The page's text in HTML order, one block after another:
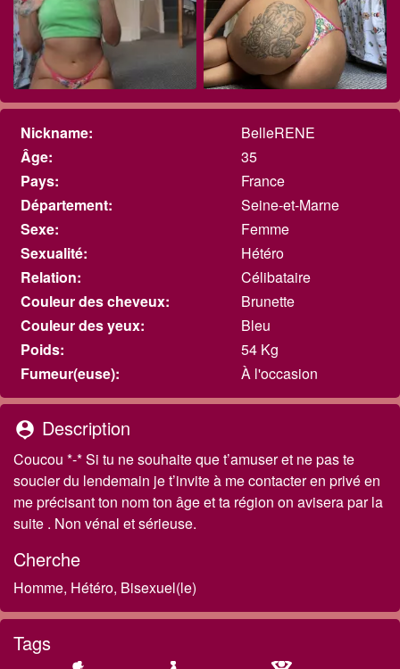
Nickname:
BelleRENE
Âge:
35
Pays:
France
Département:
Seine-et-Marne
Sexe:
Femme
Sexualité:
Hétéro
Relation:
Célibataire
Couleur des cheveux:
Brunette
Couleur des yeux:
Bleu
Poids:
54 Kg
Fumeur(euse):
À l'occasion
person_pin Description
Coucou *-* Si tu ne souhaite que t’amuser et ne pas te
soucier du lendemain je t’invite à me contacter en privé en
me précisant ton nom ton âge et ta région on avisera par la
suite . Non vénal et sérieuse.
Cherche
Homme, Hétéro, Bisexuel(le)
Tags